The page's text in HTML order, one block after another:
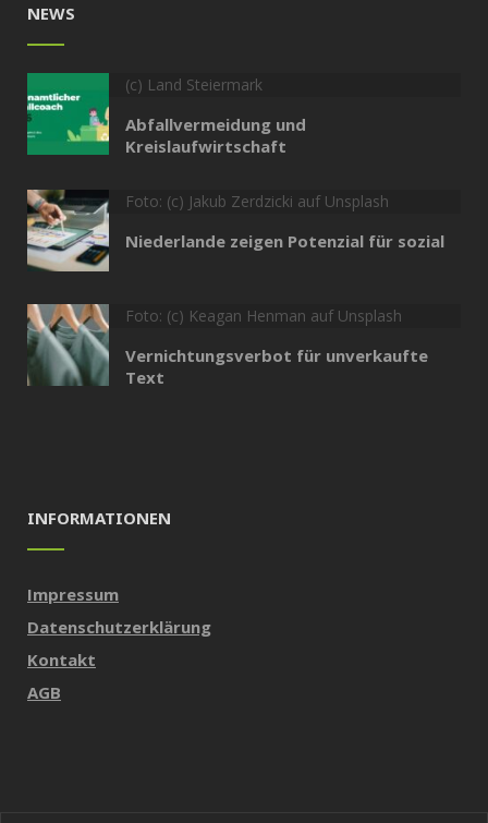
NEWS
(c) Land Steiermark
Abfallvermeidung und
Kreislaufwirtschaft
Foto: (c) Jakub Zerdzicki auf Unsplash
Niederlande zeigen Potenzial für sozial
Foto: (c) Keagan Henman auf Unsplash
Vernichtungsverbot für unverkaufte
Text
INFORMATIONEN
Impressum
Datenschutzerklärung
Kontakt
AGB